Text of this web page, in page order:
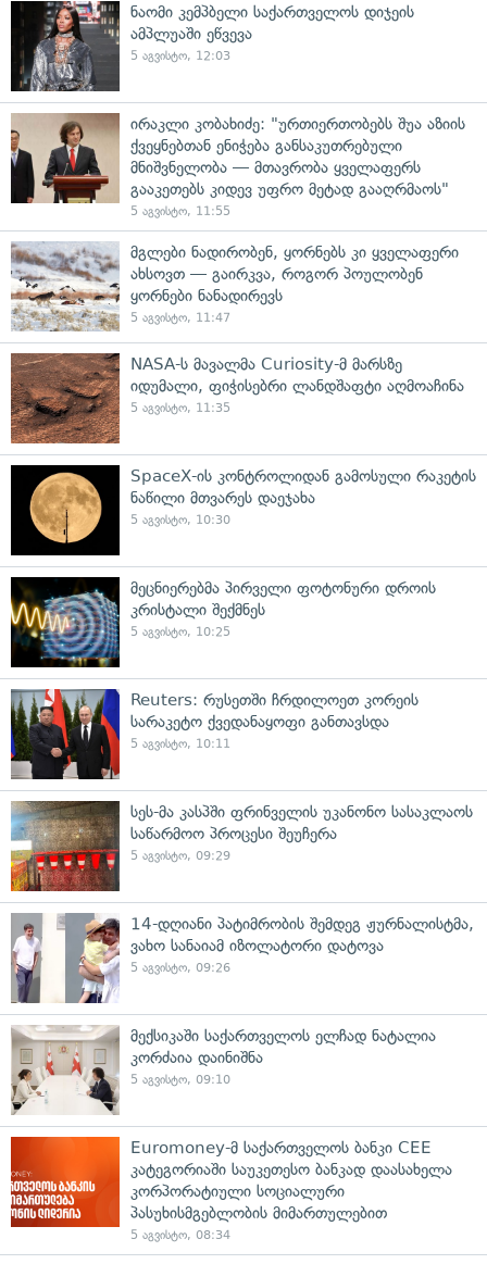
ნაომი კემპბელი საქართველოს დიჯეის
ამპლუაში ეწვევა
5 აგვისტო, 12:03
ირაკლი კობახიძე: "ურთიერთობებს შუა აზიის
ქვეყნებთან ენიჭება განსაკუთრებული
მნიშვნელობა — მთავრობა ყველაფერს
გააკეთებს კიდევ უფრო მეტად გააღრმაოს"
5 აგვისტო, 11:55
მგლები ნადირობენ, ყორნებს კი ყველაფერი
ახსოვთ — გაირკვა, როგორ პოულობენ
ყორნები ნანადირევს
5 აგვისტო, 11:47
NASA-ს მავალმა Curiosity-მ მარსზე
იდუმალი, ფიჭისებრი ლანდშაფტი აღმოაჩინა
5 აგვისტო, 11:35
SpaceX-ის კონტროლიდან გამოსული რაკეტის
ნაწილი მთვარეს დაეჯახა
5 აგვისტო, 10:30
მეცნიერებმა პირველი ფოტონური დროის
კრისტალი შექმნეს
5 აგვისტო, 10:25
Reuters: რუსეთში ჩრდილოეთ კორეის
სარაკეტო ქვედანაყოფი განთავსდა
5 აგვისტო, 10:11
სეს-მა კასპში ფრინველის უკანონო სასაკლაოს
საწარმოო პროცესი შეუჩერა
5 აგვისტო, 09:29
14-დღიანი პატიმრობის შემდეგ ჟურნალისტმა,
ვახო სანაიამ იზოლატორი დატოვა
5 აგვისტო, 09:26
მექსიკაში საქართველოს ელჩად ნატალია
კორძაია დაინიშნა
5 აგვისტო, 09:10
Euromoney-მ საქართველოს ბანკი CEE
კატეგორიაში საუკეთესო ბანკად დაასახელა
კორპორატიული სოციალური
პასუხისმგებლობის მიმართულებით
5 აგვისტო, 08:34